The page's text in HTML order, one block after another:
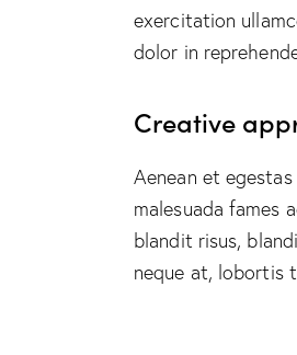
exercitation
dolor in
Creative
Aenean et
malesuada fames
blandit risus,
neque at, lobortis